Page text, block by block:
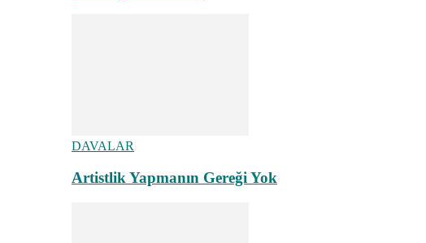
DAVALAR
Artistlik Yapmanın Gereği Yok